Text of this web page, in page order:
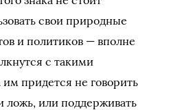
свои природные
и политиков — вполне
с такими
придется не говорить
ложь, или поддерживать